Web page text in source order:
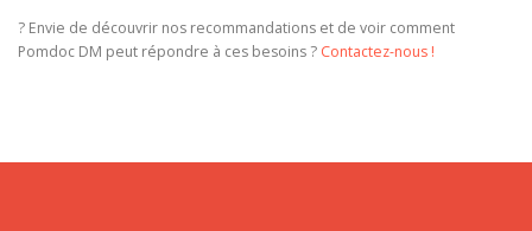
? Envie de découvrir nos recommandations et de voir comment
Pomdoc DM peut répondre à ces besoins ? Contactez-nous !